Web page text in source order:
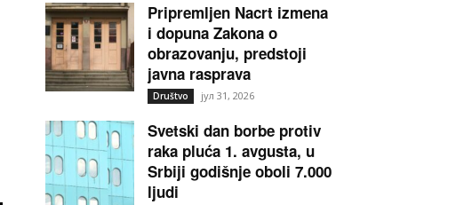
Pripremljen Nacrt izmena
i dopuna Zakona o
obrazovanju, predstoji
javna rasprava
Društvo јул 31, 2026
Svetski dan borbe protiv
raka pluća 1. avgusta, u
Srbiji godišnje oboli 7.000
ljudi